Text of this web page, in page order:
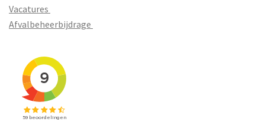
Vacatures
Afvalbeheerbijdrage